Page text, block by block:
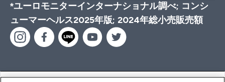
*ユーロモニターインターナショナル調べ; コンシ
ューマーヘルス2025年版; 2024年総小売販売額